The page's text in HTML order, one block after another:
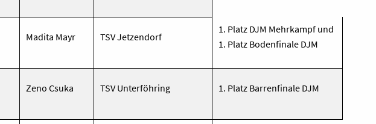
Madita Mayr TSV Jetzendorf
1. Platz DJM Mehrkampf und
1. Platz Bodenfinale DJM
Zeno Csuka TSV Unterföhring 1. Platz Barrenfinale DJM